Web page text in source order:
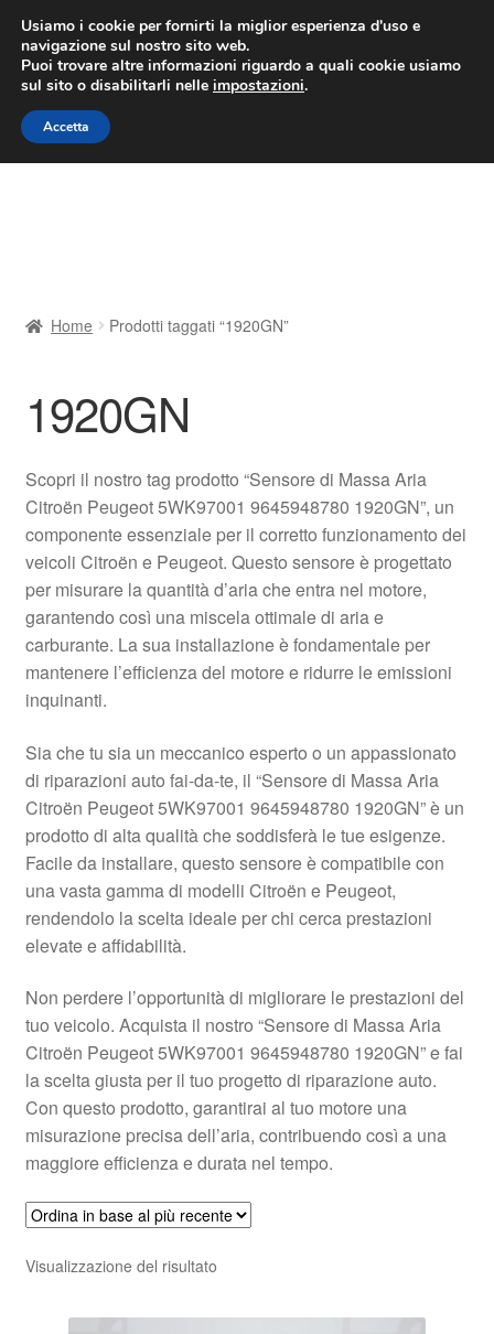
CONSEGNA da 7 EUR
Lun-Ven 9:00 - 16:00/800 580 290
Vai
alla
navigazione
Vai
al
contenuto
Contatto
Il mio account
Pagamenti
Politica sulla riservatezza
Procedura di Reclamo
Registratore di cassa
Rimostranza
Spedizione in tutto il mondo
Termini e condizioni
Home Prodotti taggati “1920GN”
1920GN
Scopri il nostro tag prodotto “Sensore di Massa Aria
Citroën Peugeot 5WK97001 9645948780 1920GN”, un
componente essenziale per il corretto funzionamento dei
veicoli Citroën e Peugeot. Questo sensore è progettato
per misurare la quantità d’aria che entra nel motore,
garantendo così una miscela ottimale di aria e
carburante. La sua installazione è fondamentale per
mantenere l’efficienza del motore e ridurre le emissioni
inquinanti.
Sia che tu sia un meccanico esperto o un appassionato
di riparazioni auto fai-da-te, il “Sensore di Massa Aria
Citroën Peugeot 5WK97001 9645948780 1920GN” è un
prodotto di alta qualità che soddisferà le tue esigenze.
Facile da installare, questo sensore è compatibile con
una vasta gamma di modelli Citroën e Peugeot,
rendendolo la scelta ideale per chi cerca prestazioni
elevate e affidabilità.
Non perdere l’opportunità di migliorare le prestazioni del
tuo veicolo. Acquista il nostro “Sensore di Massa Aria
Citroën Peugeot 5WK97001 9645948780 1920GN” e fai
la scelta giusta per il tuo progetto di riparazione auto.
Con questo prodotto, garantirai al tuo motore una
misurazione precisa dell’aria, contribuendo così a una
maggiore efficienza e durata nel tempo.
Visualizzazione del risultato
Usiamo i cookie per fornirti la miglior esperienza d'uso e
navigazione sul nostro sito web.
Puoi trovare altre informazioni riguardo a quali cookie usiamo
sul sito o disabilitarli nelle impostazioni.
Accetta